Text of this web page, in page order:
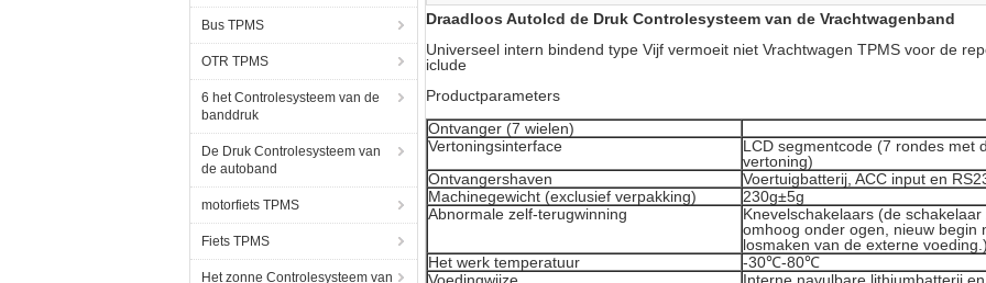
Bus TPMS
OTR TPMS
6 het Controlesysteem van de
banddruk
De Druk Controlesysteem van
de autoband
motorfiets TPMS
Fiets TPMS
Het zonne Controlesysteem van
Draadloos Autolcd de Druk Controlesysteem van de Vrachtwagenband
Universeel intern bindend type Vijf vermoeit niet Vrachtwagen TPMS voor de
iclude
Productparameters
Ontvanger (7 wielen)
Vertoningsinterface
LCD segmentcode (7 rondes met
vertoning)
Ontvangershaven
Voertuigbatterij, ACC input en
Machinegewicht (exclusief verpakking)
230g±5g
Abnormale zelf-terugwinning
Knevelschakelaars (de schakelaar
omhoog onder ogen, nieuw begin
losmaken van de externe voeding.)
Het werk temperatuur
-30℃-80℃